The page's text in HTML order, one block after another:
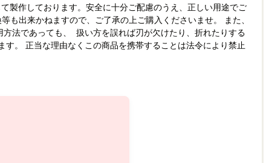
製作しております。安全に十分ご配慮のうえ、正しい用途でご
出来かねますので、ご了承の上ご購入くださいませ。 また、
法であっても、 扱い方を誤れば刃が欠けたり、折れたりする
。 正当な理由なくこの商品を携帯することは法令により禁止